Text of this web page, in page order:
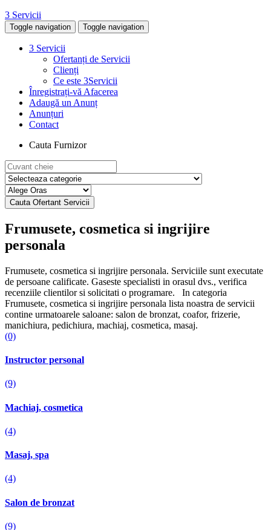
3 Servicii
Toggle navigation Toggle navigation
3 Servicii
Ofertanți de Servicii
Clienți
Ce este 3Servicii
Înregistrați-vă Afacerea
Adaugă un Anunț
Anunțuri
Contact
Cauta Furnizor
Frumusete, cosmetica si ingrijire
personala
Frumusete, cosmetica si ingrijire personala. Serviciile sunt executate
de persoane calificate. Gaseste specialisti in orasul dvs., verifica
recenziile clientilor si solicitati o programare. In categoria
Frumusete, cosmetica si ingrijire personala lista noastra de servicii
contine urmatoarele saloane: salon de bronzat, coafor, frizerie,
manichiura, pedichiura, machiaj, cosmetica, masaj.
(0)
Instructor personal
(9)
Machiaj, cosmetica
(4)
Masaj, spa
(4)
Salon de bronzat
(9)